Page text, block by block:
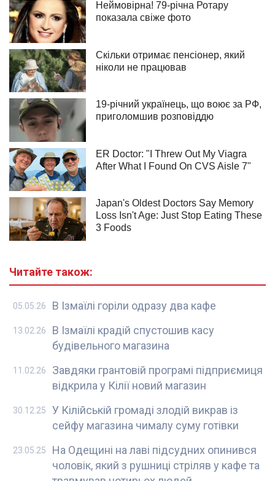
Читайте також:
В Ізмаїлі горіли одразу два кафе
05.05.26
В Ізмаїлі крадій спустошив касу
будівельного магазина
13.02.26
Завдяки грантовій програмі підприємиця
відкрила у Кілії новий магазин
11.02.26
У Кілійській громаді злодій викрав із
сейфу магазина чималу суму готівки
30.12.25
На Одещині на лаві підсудних опинився
чоловік, який з рушниці стріляв у кафе та
23.05.25